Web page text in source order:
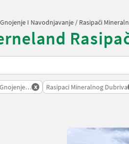
I Navodnjavanje / Rasipači
I Navodnjavanje
x Rasipaci Mineralnog Dubriva